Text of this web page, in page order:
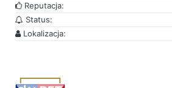
Reputacja:
Status:
Lokalizacja: